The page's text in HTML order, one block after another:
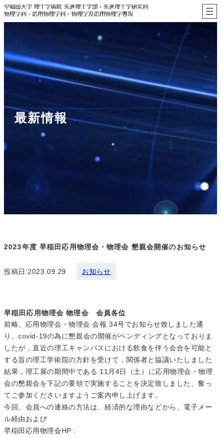
内
容
キ
ッ
最新情報
2023年度 早稲田応用物理会・物理会 懇親会開催のお知らせ
投稿日:2023.09.29 お知らせ
早稲田応用物理会 物理会 会員各位
前略、応用物理会・物理会 会報 34号でお知らせ致しました通
り、covid-19の為に懇親会の開催がペンディングとなっておりま
したが，直近の理工キャンパスにおける飲食を伴う会合を可能と
する旨の理工学術院の方針を受けて，関係者と協議いたしました
結果，理工展の期間中である 11月4日（土）に応用物理会・物理
会の懇親会を下記の要領で実施することを決定致しました、奮っ
てご参加くださいますようご案内申し上げます。
今回、会員への連絡の方法は、経済的な理由などから、電子メー
ル経由および
早稲田応用物理会HP :